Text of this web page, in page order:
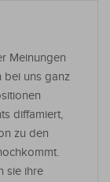
Meinungen
bei uns ganz
diffamiert,
zu den
sie ihre